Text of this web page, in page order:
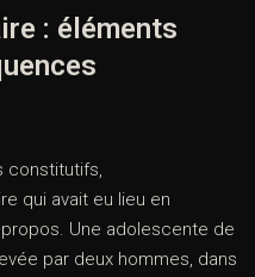
: éléments
constitutifs,
qui avait eu lieu en
Une adolescente de
par deux hommes, dans